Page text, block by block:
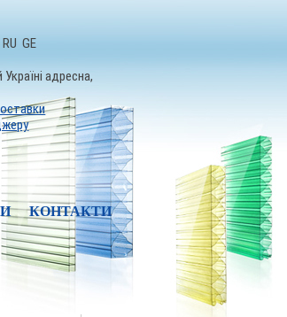
RU GE
адресна,
КОНТАКТИ